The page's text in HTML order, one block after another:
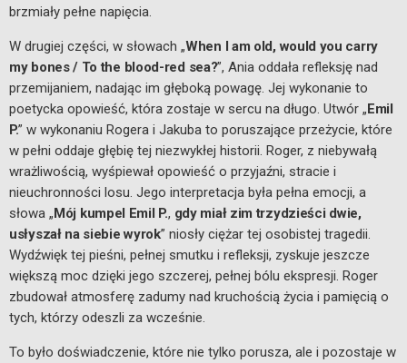
brzmiały pełne napięcia.
W drugiej części, w słowach „When I am old, would you carry
my bones / To the blood-red sea?”, Ania oddała refleksję nad
przemijaniem, nadając im głęboką powagę. Jej wykonanie to
poetycka opowieść, która zostaje w sercu na długo. Utwór „Emil
P.” w wykonaniu Rogera i Jakuba to poruszające przeżycie, które
w pełni oddaje głębię tej niezwykłej historii. Roger, z niebywałą
wrażliwością, wyśpiewał opowieść o przyjaźni, stracie i
nieuchronności losu. Jego interpretacja była pełna emocji, a
słowa „Mój kumpel Emil P., gdy miał zim trzydzieści dwie,
usłyszał na siebie wyrok” niosły ciężar tej osobistej tragedii.
Wydźwięk tej pieśni, pełnej smutku i refleksji, zyskuje jeszcze
większą moc dzięki jego szczerej, pełnej bólu ekspresji. Roger
zbudował atmosferę zadumy nad kruchością życia i pamięcią o
tych, którzy odeszli za wcześnie.
To było doświadczenie, które nie tylko porusza, ale i pozostaje w